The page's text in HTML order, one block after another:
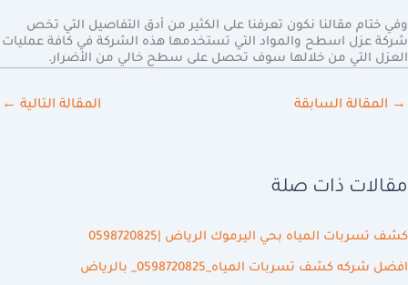
وفي ختام مقالنا نكون تعرفنا على الكثير من أدق التفاصيل التي تخص
شركة عزل اسطح والمواد التي تستخدمها هذه الشركة في كافة عمليات
العزل التي من خلالها سوف تحصل على سطح خالي من الأضرار.
→ المقالة السابقة المقالة التالية ←
مقالات ذات صلة
كشف تسربات المياه بحي اليرموك الرياض |0598720825
افضل شركه كشف تسربات المياه_0598720825_ بالرياض